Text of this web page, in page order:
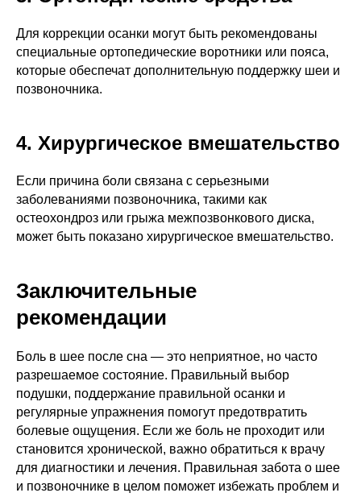
Для коррекции осанки могут быть рекомендованы
специальные ортопедические воротники или пояса,
которые обеспечат дополнительную поддержку шеи и
позвоночника.
4. Хирургическое вмешательство
Если причина боли связана с серьезными
заболеваниями позвоночника, такими как
остеохондроз или грыжа межпозвонкового диска,
может быть показано хирургическое вмешательство.
Заключительные
рекомендации
Боль в шее после сна — это неприятное, но часто
разрешаемое состояние. Правильный выбор
подушки, поддержание правильной осанки и
регулярные упражнения помогут предотвратить
болевые ощущения. Если же боль не проходит или
становится хронической, важно обратиться к врачу
для диагностики и лечения. Правильная забота о шее
и позвоночнике в целом поможет избежать проблем и